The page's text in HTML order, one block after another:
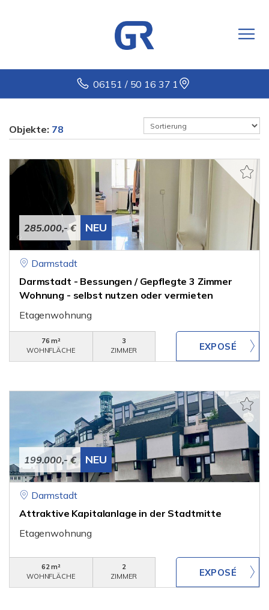
06151 / 50 16 37 1
Objekte: 78
285.000,- € NEU
Darmstadt
Darmstadt - Bessungen / Gepflegte 3 Zimmer
Wohnung - selbst nutzen oder vermieten
Etagenwohnung
76 m²
WOHNFLÄCHE
3
ZIMMER
199.000,- € NEU
Darmstadt
Attraktive Kapitalanlage in der Stadtmitte
Etagenwohnung
62 m²
WOHNFLÄCHE
2
ZIMMER